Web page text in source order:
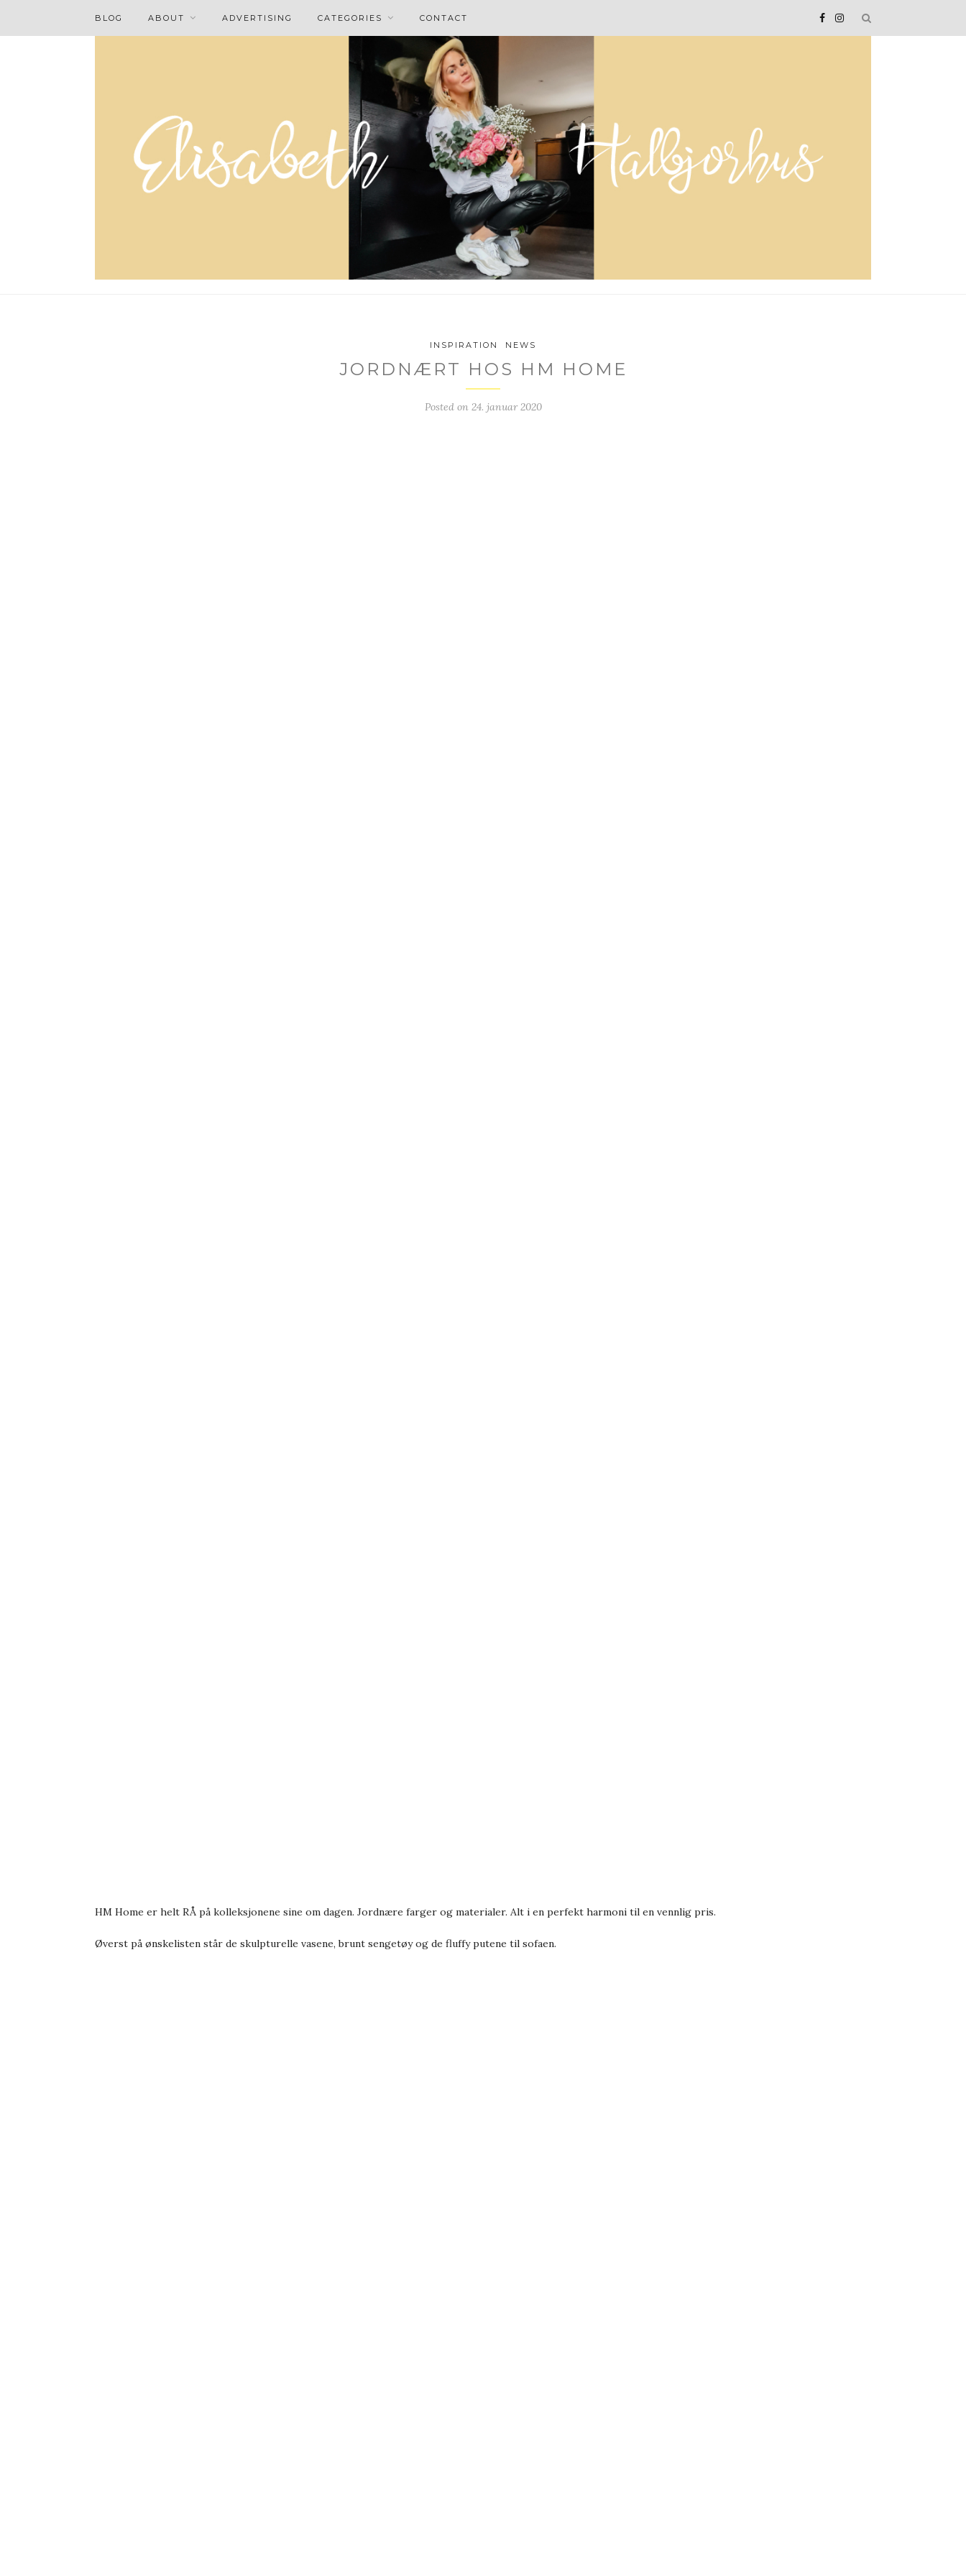
BLOG ABOUT ADVERTISING CATEGORIES CONTACT
INSPIRATION NEWS
JORDNÆRT HOS HM HOME
Posted on 24. januar 2020
HM Home er helt RÅ på kolleksjonene sine om dagen. Jordnære farger og materialer. Alt i en perfekt harmoni til en vennlig pris.
Øverst på ønskelisten står de skulpturelle vasene, brunt sengetøy og de fluffy putene til sofaen.